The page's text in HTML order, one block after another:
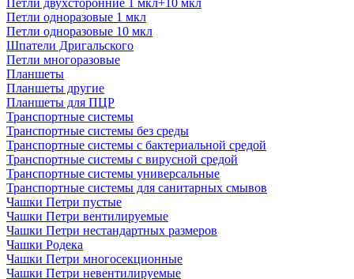
Петли двухсторонние 1 мкл+10 мкл
Петли одноразовые 1 мкл
Петли одноразовые 10 мкл
Шпатели Дригальского
Петли многоразовые
Планшеты
Планшеты другие
Планшеты для ПЦР
Транспортные системы
Транспортные системы без среды
Транспортные системы с бактериальной средой
Транспортные системы с вирусной средой
Транспортные системы универсальные
Транспортные системы для санитарных смывов
Чашки Петри пустые
Чашки Петри вентилируемые
Чашки Петри нестандартных размеров
Чашки Родека
Чашки Петри многосекционные
Чашки Петри невентилируемые